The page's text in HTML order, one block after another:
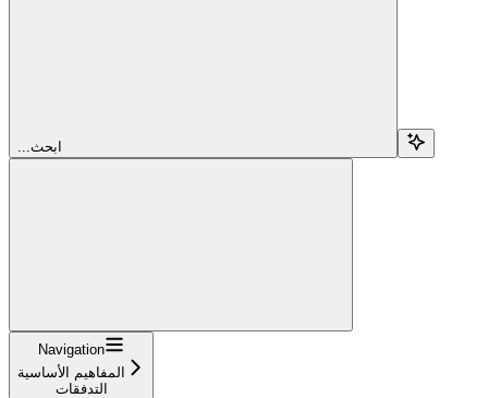
...ابحث
Navigation
المفاهيم الأساسية
التدفقات